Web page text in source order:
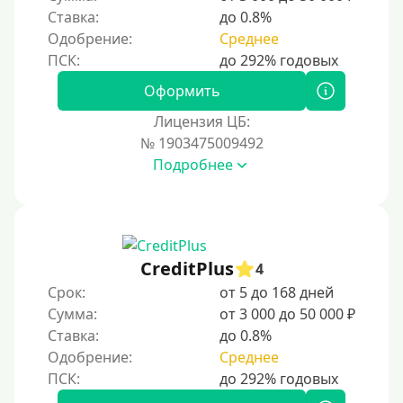
На Киви (Qiwi) кошелек без карты
На Киви (Qiwi) кошелек без отказов
На банковский счет
На карту с нулевым балансом
На дебетовую карту
На кредитную карту
На виртуальную карту
На неименную карту
На именную карту
Ставка:
до 0.8%
Одобрение:
Среднее
Оформить
Лицензия ЦБ:
№ 1903475009492
Подробнее
CreditPlus
4
Срок:
от 5 до 168 дней
Сумма:
от 3 000 до 50 000 ₽
Ставка:
до 0.8%
Одобрение:
Среднее